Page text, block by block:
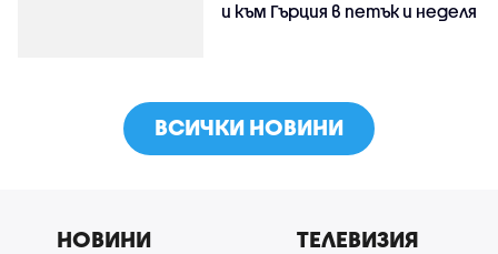
и към Гърция в петък и неделя
ВСИЧКИ НОВИНИ
НОВИНИ ТЕЛЕВИЗИЯ